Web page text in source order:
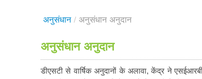
अनुसंधान / अनुसंधान अनुदान
अनुसंधान अनुदान
डीएसटी से वार्षिक अनुदानों के अलावा, केंद्र ने